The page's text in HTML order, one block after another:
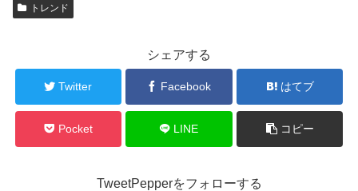
トレンド
シェアする
Twitter Facebook はてブ
Pocket LINE コピー
TweetPepperをフォローする